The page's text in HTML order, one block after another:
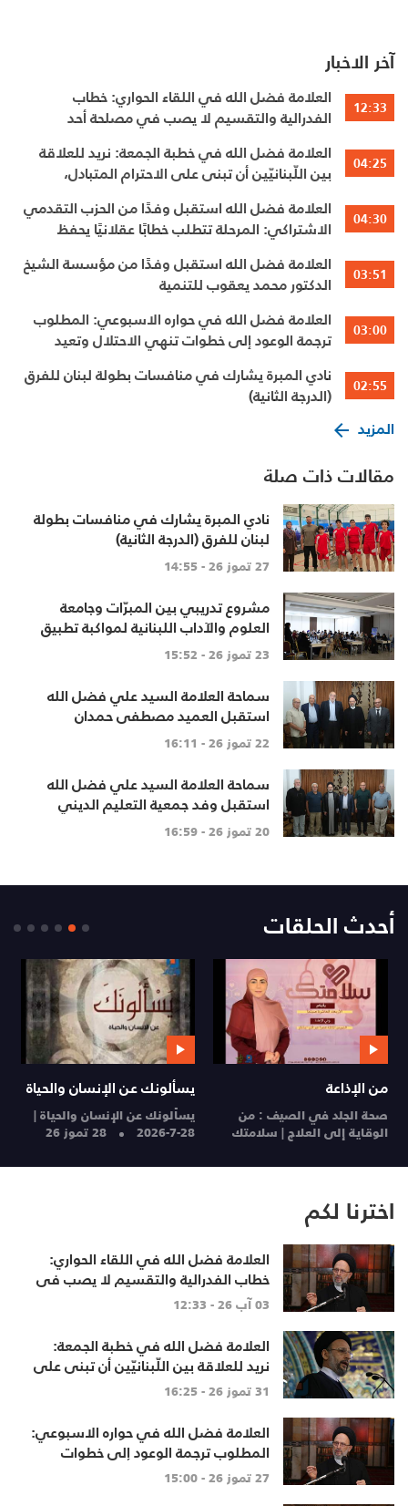
آخر الاخبار
12:33
العلامة فضل الله في اللقاء الحواري: خطاب
الفدرالية والتقسيم لا يصب في مصلحة أحد
04:25
العلامة فضل الله في خطبة الجمعة: نريد للعلاقة
بين اللّبنانيّين أن تبنى على الاحترام المتبادل،
04:30
العلامة فضل الله استقبل وفدًا من الحزب التقدمي
الاشتراكي: المرحلة تتطلب خطابًا عقلانيًا يحفظ
03:51
العلامة فضل الله استقبل وفدًا من مؤسسة الشيخ
الدكتور محمد يعقوب للتنمية
03:00
العلامة فضل الله في حواره الاسبوعي: المطلوب
ترجمة الوعود إلى خطوات تنهي الاحتلال وتعيد
02:55
نادي المبرة يشارك في منافسات بطولة لبنان للفرق
(الدرجة الثانية)
المزيد
مقالات ذات صلة
نادي المبرة يشارك في منافسات بطولة
لبنان للفرق (الدرجة الثانية)
27 تموز 26 - 14:55
مشروع تدريبي بين المبرّات وجامعة
العلوم والآداب اللبنانية لمواكبة تطبيق
المنهاج اللبناني المطوّ
23 تموز 26 - 15:52
سماحة العلامة السيد علي فضل الله
استقبل العميد مصطفى حمدان
22 تموز 26 - 16:11
سماحة العلامة السيد علي فضل الله
استقبل وفد جمعية التعليم الديني
20 تموز 26 - 16:59
أحدث الحلقات
من الإذاعة
صحة الجلد في الصيف : من
الوقاية إلى العلاج | سلامتك
يسألونك عن الإنسان والحياة
يسألونك عن الإنسان والحياة |
28-7-2026 28 تموز 26
اخترنا لكم
العلامة فضل الله في اللقاء الحواري:
خطاب الفدرالية والتقسيم لا يصب في
مصلحة أحد
03 آب 26 - 12:33
العلامة فضل الله في خطبة الجمعة:
نريد للعلاقة بين اللّبنانيّين أن تبنى على
الاحترام المتبادل، والانتماء الوطنيّ
الجامع
31 تموز 26 - 16:25
العلامة فضل الله في حواره الاسبوعي:
المطلوب ترجمة الوعود إلى خطوات
تنهي الاحتلال وتعيد الأهالي وتطلق
الاعمار
27 تموز 26 - 15:00